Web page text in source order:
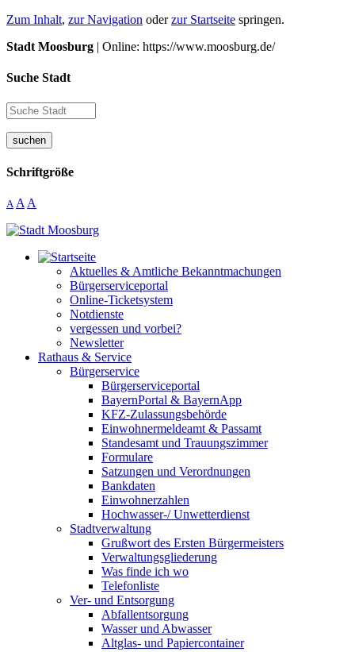
Zum Inhalt, zur Navigation oderzur Startseite springen.
Stadt Moosburg | Online: https://www.moosburg.de/
Suche Stadt
suchen
Schriftgröße
A A A
Aktuelles & Amtliche Bekanntmachungen
Bürgerserviceportal
Online-Ticketsystem
Notdienste
vergessen und vorbei?
Newsletter
Rathaus & Service
Bürgerservice
Bürgerserviceportal
BayernPortal & BayernApp
KFZ-Zulassungsbehörde
Einwohnermeldeamt & Passamt
Standesamt und Trauungszimmer
Formulare
Satzungen und Verordnungen
Bankdaten
Einwohnerzahlen
Hochwasser-/ Unwetterdienst
Stadtverwaltung
Grußwort des Ersten Bürgermeisters
Verwaltungsgliederung
Was finde ich wo
Telefonliste
Ver- und Entsorgung
Abfallentsorgung
Wasser und Abwasser
Altglas- und Papiercontainer